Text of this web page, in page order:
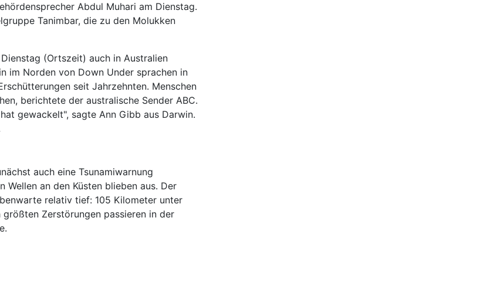
Abdul Muhari am Dienstag.
Tanimbar, die zu den Molukken
(Ortszeit) auch in Australien
im Norden von Down Under sprachen in
seit Jahrzehnten. Menschen
berichtete der australische Sender ABC.
gewackelt", sagte Ann Gibb aus Darwin.
auch eine Tsunamiwarnung
an den Küsten blieben aus. Der
relativ tief: 105 Kilometer unter
Zerstörungen passieren in der